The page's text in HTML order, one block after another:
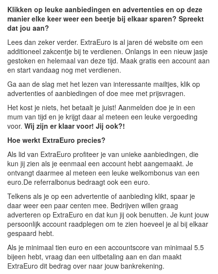
Klikken op leuke aanbiedingen en advertenties en op deze
manier elke keer weer een beetje bij elkaar sparen? Spreekt
dat jou aan?
Lees dan zeker verder. ExtraEuro is al jaren dé website om een
additioneel zakcentje bij te verdienen. Onlangs in een nieuw jasje
gestoken en helemaal van deze tijd. Maak gratis een account aan
en start vandaag nog met verdienen.
Ga aan de slag met het lezen van interessante mailtjes, klik op
advertenties of aanbiedingen of doe mee met prijsvragen.
Het kost je niets, het betaalt je juist! Aanmelden doe je in een
mum van tijd en je krijgt daar al meteen een leuke vergoeding
voor. Wij zijn er klaar voor! Jij ook?!
Hoe werkt ExtraEuro precies?
Als lid van ExtraEuro profiteer je van unieke aanbiedingen, die
kun jij zien als je eenmaal een account hebt aangemaakt. Je
ontvangt daarmee al meteen een leuke welkombonus van een
euro.De referralbonus bedraagt ook een euro.
Telkens als je op een advertentie of aanbieding klikt, spaar je
daar weer een paar centen mee. Bedrijven willen graag
adverteren op ExtraEuro en dat kun jij ook benutten. Je kunt jouw
persoonlijk account raadplegen om te zien hoeveel je al bij elkaar
gespaard hebt.
Als je minimaal tien euro en een accountscore van minimaal 5.5
bijeen hebt, vraag dan een uitbetaling aan en dan maakt
ExtraEuro dit bedrag over naar jouw bankrekening.